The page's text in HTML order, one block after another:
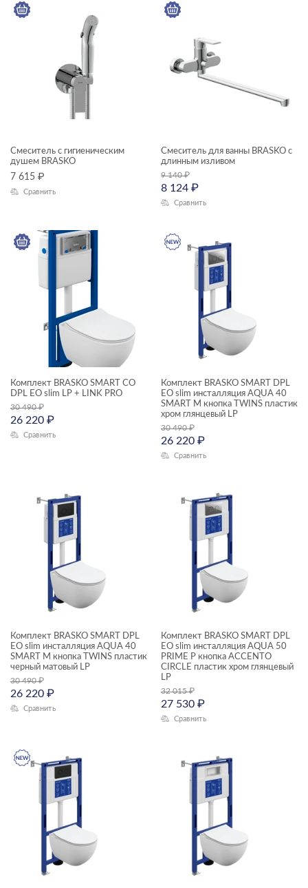
Смеситель с гигиеническим
душем BRASKO
7 615 ₽
Сравнить
Смеситель для ванны BRASKO с
длинным изливом
9 140₽
8 124 ₽
Сравнить
Комплект BRASKO SMART CO
DPL EO slim LP + LINK PRO
30 490₽
26 220 ₽
Сравнить
Комплект BRASKO SMART DPL
EO slim инсталляция AQUA 40
SMART M кнопка TWINS пластик
хром глянцевый LP
30 490₽
26 220 ₽
Сравнить
Комплект BRASKO SMART DPL
EO slim инсталляция AQUA 40
SMART M кнопка TWINS пластик
черный матовый LP
30 490₽
26 220 ₽
Сравнить
Комплект BRASKO SMART DPL
EO slim инсталляция AQUA 50
PRIME P кнопка ACCENTO
CIRCLE пластик хром глянцевый
LP
32 015₽
27 530 ₽
Сравнить